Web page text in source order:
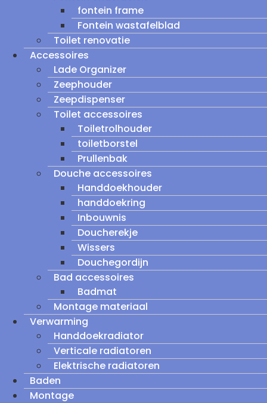
fontein frame
Fontein wastafelblad
Toilet renovatie
Accessoires
Lade Organizer
Zeephouder
Zeepdispenser
Toilet accessoires
Toiletrolhouder
toiletborstel
Prullenbak
Douche accessoires
Handdoekhouder
handdoekring
Inbouwnis
Doucherekje
Wissers
Douchegordijn
Bad accessoires
Badmat
Montage materiaal
Verwarming
Handdoekradiator
Verticale radiatoren
Elektrische radiatoren
Baden
Montage